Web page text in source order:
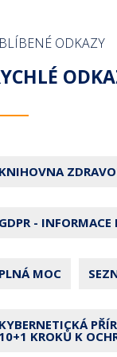
ODKAZY
- INFORMACE
MOC
KROKŮ K